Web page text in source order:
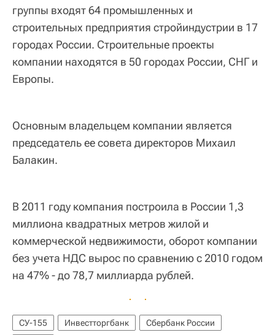
группы входят 64 промышленных и
строительных предприятия стройиндустрии в 17
городах России. Строительные проекты
компании находятся в 50 городах России, СНГ и
Европы.
Основным владельцем компании является
председатель ее совета директоров Михаил
Балакин.
В 2011 году компания построила в России 1,3
миллиона квадратных метров жилой и
коммерческой недвижимости, оборот компании
без учета НДС вырос по сравнению с 2010 годом
на 47% - до 78,7 миллиарда рублей.
СУ-155 Инвестторгбанк
Сбербанк России